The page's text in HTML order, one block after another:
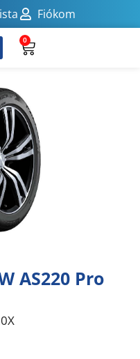
Fiókom
0
AS220 Pro